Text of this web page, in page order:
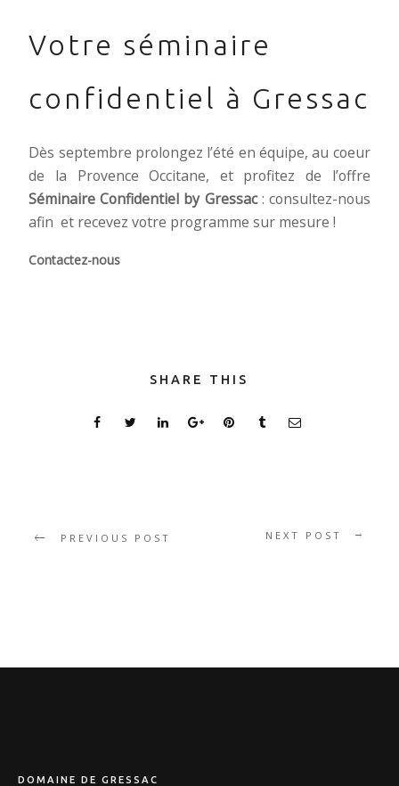
Votre séminaire
confidentiel à Gressac
Dès septembre prolongez l’été en équipe, au coeur
de la Provence Occitane, et profitez de l’offre
Séminaire Confidentiel by Gressac: consultez-nous
afin et recevez votre programme sur mesure !
Contactez-nous
SHARE THIS
PREVIOUS POST NEXT POST
DOMAINE DE GRESSAC